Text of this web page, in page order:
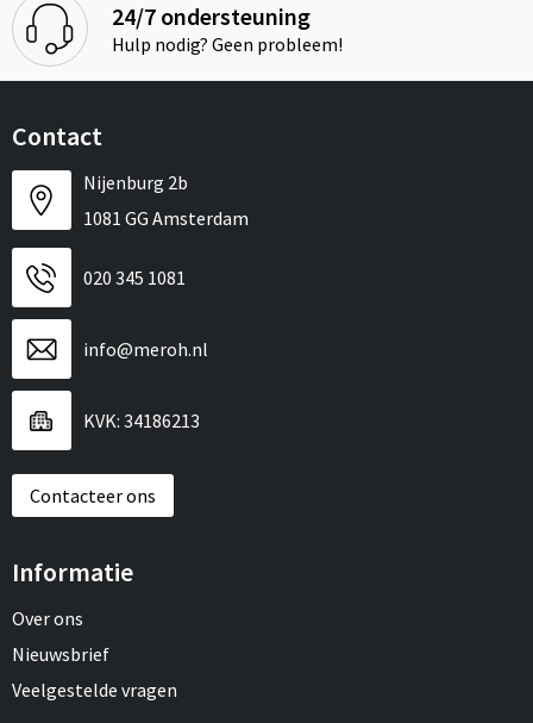
24/7 ondersteuning
Hulp nodig? Geen probleem!
Contact
Nijenburg 2b
1081 GG Amsterdam
020 345 1081
info@meroh.nl
KVK: 34186213
Contacteer ons
Informatie
Over ons
Nieuwsbrief
Veelgestelde vragen